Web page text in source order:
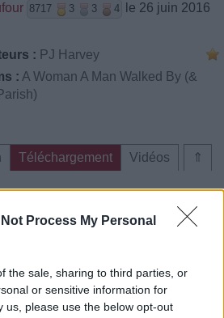
Not Process My Personal
the sale, sharing to third parties, or
or sensitive information for
us, please use the below opt-out
8717 3 3 4
le 26 juin 2016
: PJ Harvey
: A Woman A Man Walked By (&
⇑
Téléchargement
Vidéos
plaisir musical :
apprenez la guitare chez
les MP3 sur